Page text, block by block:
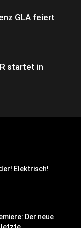
GLA feiert
startet in
Elektrisch!
Der neue